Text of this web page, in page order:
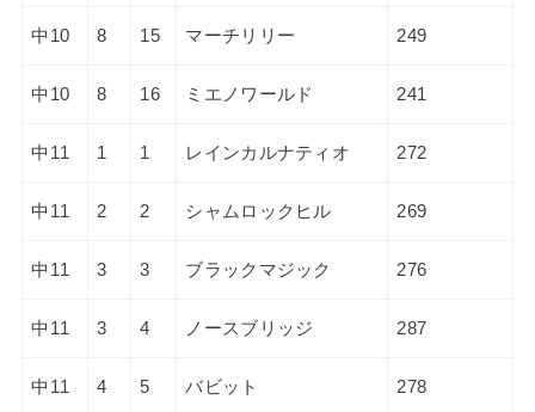
中10 8 15 マーチリリー 249
中10 8 16 ミエノワールド 241
中11 1 1 レインカルナティオ 272
中11 2 2 シャムロックヒル 269
中11 3 3 ブラックマジック 276
中11 3 4 ノースブリッジ 287
中11 4 5 バビット 278